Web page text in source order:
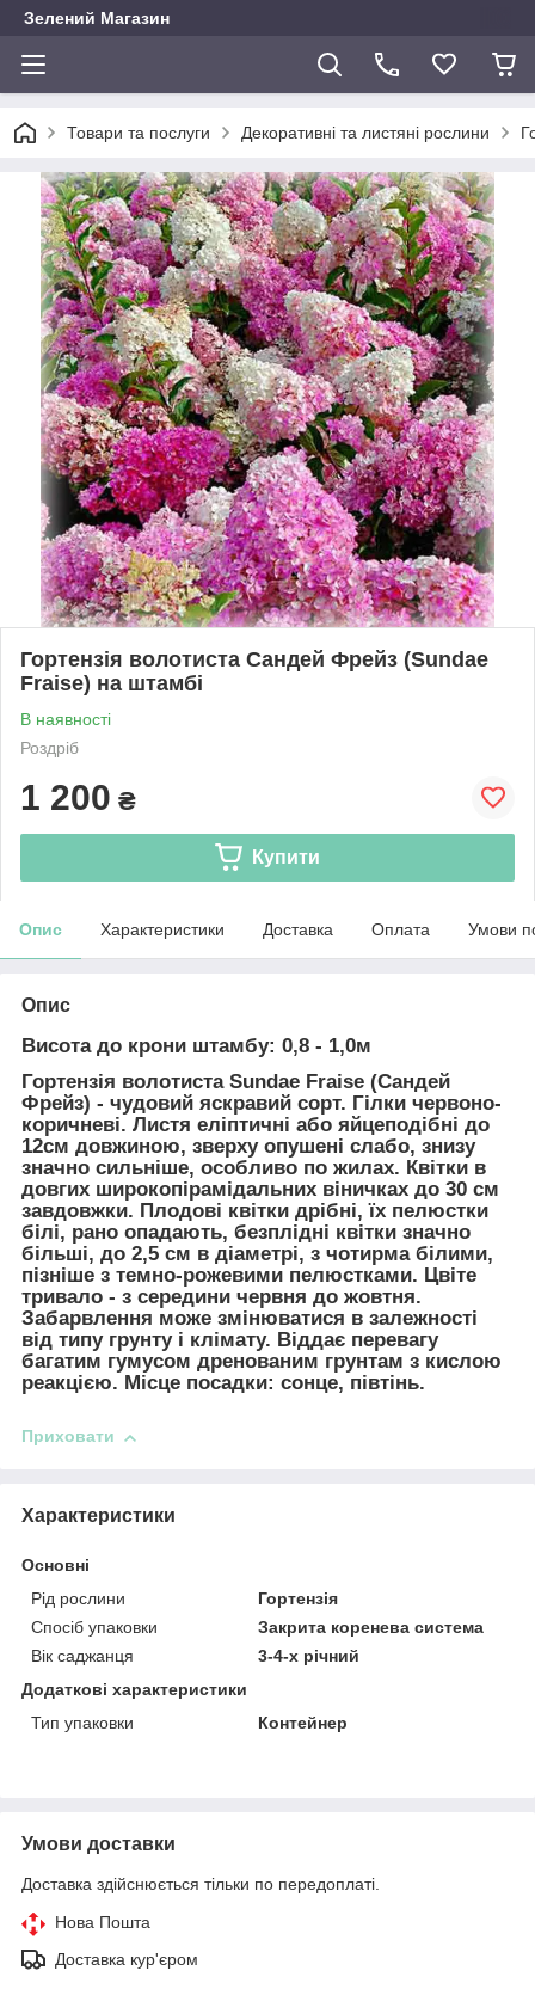
Зелений Магазин
Товари та послуги Декоративні та листяні рослини
Гортензія волотиста Сандей Фрейз (Sundae
Fraise) на штамбі
В наявності
Роздріб
1 200 ₴
Купити
Опис Характеристики Доставка Оплата Умови
Опис
Висота до крони штамбу: 0,8 - 1,0м
Гортензія волотиста Sundae Fraise (Сандей
Фрейз) - чудовий яскравий сорт. Гілки червоно-
коричневі. Листя еліптичні або яйцеподібні до
12см довжиною, зверху опушені слабо, знизу
значно сильніше, особливо по жилах. Квітки в
довгих широкопірамідальних віничках до 30 см
завдовжки. Плодові квітки дрібні, їх пелюстки
білі, рано опадають, безплідні квітки значно
більші, до 2,5 см в діаметрі, з чотирма білими,
пізніше з темно-рожевими пелюстками. Цвіте
тривало - з середини червня до жовтня.
Забарвлення може змінюватися в залежності
від типу грунту і клімату. Віддає перевагу
багатим гумусом дренованим грунтам з кислою
реакцією. Місце посадки: сонце, півтінь.
Приховати
Характеристики
Основні
Рід рослини
Гортензія
Спосіб упаковки
Закрита коренева система
Вік саджанця
3-4-х річний
Додаткові характеристики
Тип упаковки
Контейнер
Умови доставки
Доставка здійснюється тільки по передоплаті.
Нова Пошта
Доставка кур'єром